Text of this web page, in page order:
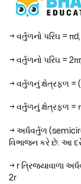
→ વર્તુળનો પરિઘ =
→ વર્તુળનો પરિઘ =
→ વર્તુળનું ક્ષેત્રફળ =
→ વર્તુળનું ક્ષેત્રફળ =
→ અર્ધવર્તુળ
વિભાજન કરે છે. આ
→ r ત્રિજ્યાવાળા
2r